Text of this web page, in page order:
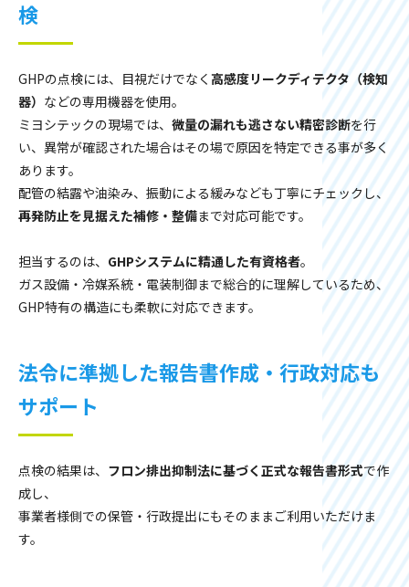
検
GHPの点検には、目視だけでなく 高感度リークディテクタ（検知
器） などの専用機器を使用。
ミヨシテックの現場では、 微量の漏れも逃さない精密診断を行
い、異常が確認された場合はその場で原因を特定できる事が多く
あります。
配管の結露や油染み、振動による緩みなども丁寧にチェックし、
再発防止を見据えた補修・整備まで対応可能です。
担当するのは、 GHPシステムに精通した有資格者。
ガス設備・冷媒系統・電装制御まで総合的に理解しているため、
GHP特有の構造にも柔軟に対応できます。
法令に準拠した報告書作成・行政対応も
サポート
点検の結果は、 フロン排出抑制法に基づく正式な報告書形式で作
成し、
事業者様側での保管・行政提出にもそのままご利用いただけま
す。